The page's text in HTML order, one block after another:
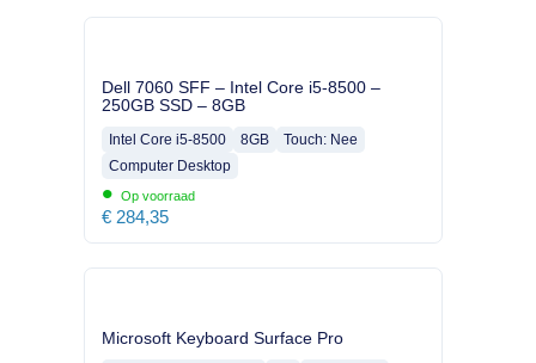
Dell 7060 SFF – Intel Core i5-8500 –
250GB SSD – 8GB
Intel Core i5-8500 8GB
Touch: Nee
Computer Desktop
• Op voorraad
€ 284,35
Microsoft Keyboard Surface Pro